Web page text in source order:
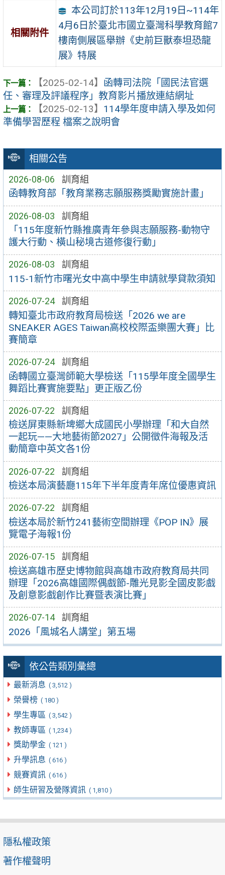
相關公告
2026-08-06 訓育組
函轉教育部「教育業務志願服務獎勵實施計畫」
2026-08-03 訓育組
「115年度新竹縣推廣青年參與志願服務-動物守
護大行動、橫山秘境古道修復行動」
2026-08-03 訓育組
115-1新竹市曙光女中高中學生申請就學貸款須知
2026-07-24 訓育組
轉知臺北市政府教育局檢送「2026 we are
SNEAKER AGES Taiwan高校校際盃樂團大賽」比
賽簡章
2026-07-24 訓育組
函轉國立臺灣師範大學檢送「115學年度全國學生
舞蹈比賽實施要點」更正版乙份
2026-07-22 訓育組
檢送屏東縣新埤鄉大成國民小學辦理「和大自然
一起玩——大地藝術節2027」公開徵件海報及活
動簡章中英文各1份
2026-07-22 訓育組
檢送本局演藝廳115年下半年度青年席位優惠資訊
2026-07-22 訓育組
檢送本局於新竹241藝術空間辦理《POP IN》展
覽電子海報1份
2026-07-15 訓育組
檢送高雄市歷史博物館與高雄市政府教育局共同
辦理「2026高雄國際偶戲節-雕光見影全國皮影戲
及創意影戲創作比賽暨表演比賽」
2026-07-14 訓育組
2026「風城名人講堂」第五場
依公告類別彙總
最新消息 ( 3,512 )
榮譽榜 ( 180 )
學生專區 ( 3,542 )
教師專區 ( 1,234 )
獎助學金 ( 121 )
升學訊息 ( 616 )
競賽資訊 ( 616 )
師生研習及營隊資訊 ( 1,810 )
相關附件
本公司訂於113年12月19日~114年
4月6日於臺北市國立臺灣科學教育館7
樓南側展區舉辦《史前巨獸泰坦恐龍
展》特展
【2025-02-14】 函轉司法院「國民法官選
任、審理及評議程序」教育影片播放連結網址
【2025-02-13】 114學年度申請入學及如何
準備學習歷程 檔案之說明會
隱私權政策
著作權聲明